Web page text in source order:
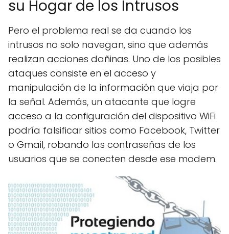
su Hogar de los Intrusos
Pero el problema real se da cuando los
intrusos no solo navegan, sino que además
realizan acciones dañinas. Uno de los posibles
ataques consiste en el acceso y
manipulación de la información que viaja por
la señal. Además, un atacante que logre
acceso a la configuración del dispositivo WiFi
podría falsificar sitios como Facebook, Twitter
o Gmail, robando las contraseñas de los
usuarios que se conecten desde ese modem.